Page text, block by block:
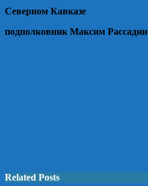
Северном Кавказе
подполковник Максим Рассадин
Related Posts